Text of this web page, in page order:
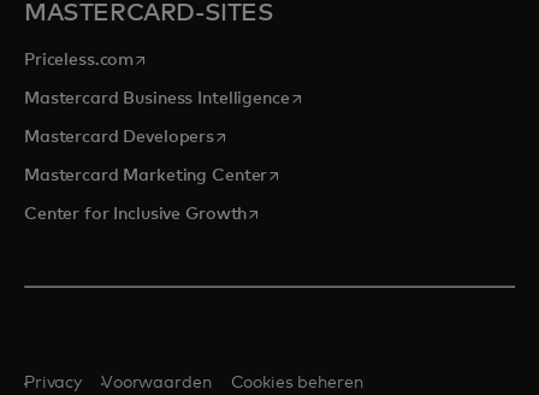
MASTERCARD-SITES
Priceless.com opens in a new tab
Mastercard Business Intelligenceopens in a new tab
Mastercard Developersopens in a new tab
Mastercard Marketing Centeropens in a new tab
Center for Inclusive Growthopens in a new tab
Privacy Voorwaarden Cookies beheren